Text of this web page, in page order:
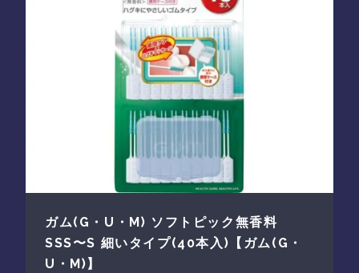
ガム(G・U・M) ソフトピック無香料
SSS〜S 細いタイプ(40本入)【ガム(G・
U・M)】